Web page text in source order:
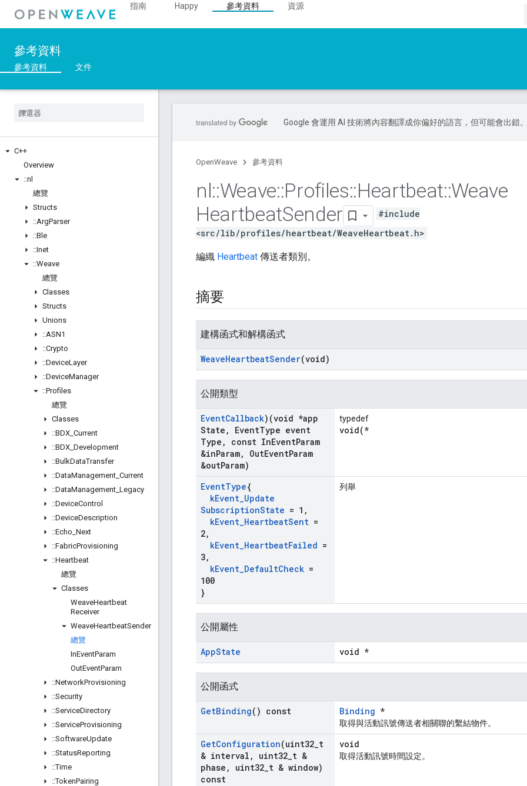
指南 Happy 參考資料 資源
參考資料
參考資料 文件
C++
Overview
::nl
總覽
Structs
::ArgParser
::Ble
::Inet
::Weave
總覽
Classes
Structs
Unions
::ASN1
::Crypto
::DeviceLayer
::DeviceManager
::Profiles
總覽
Classes
::BDX Current
::BDX Development
::BulkDataTransfer
::DataManagement Current
::DataManagement Legacy
::DeviceControl
::DeviceDescription
::Echo Next
::FabricProvisioning
::Heartbeat
總覽
Classes
WeaveHeartbeat
Receiver
WeaveHeartbeatSender
總覽
InEventParam
OutEventParam
::NetworkProvisioning
::Security
::ServiceDirectory
::ServiceProvisioning
::SoftwareUpdate
::StatusReporting
::Time
::TokenPairing
Google 會運用 AI 技術將內容翻譯成你偏好的語言，但可能會出錯
OpenWeave 參考資料
nl::Weave::Profiles::Heartbeat::Weave
HeartbeatSender
#include
<src/lib/profiles/heartbeat/WeaveHeartbeat.h>
編織 Heartbeat 傳送者類別。
摘要
建構函式和解構函式
WeaveHeartbeatSender(void)
公開類型
EventCallback)(void *app
State , EventType event
Type , const InEventParam
&inParam, OutEventParam
&outParam)
typedef
void(*
EventType{
kEvent_Update
SubscriptionState = 1 ,
kEvent_HeartbeatSent =
2,
kEvent_HeartbeatFailed =
3,
kEvent_DefaultCheck =
100
}
列舉
公開屬性
AppState void *
公開函式
GetBinding() const Binding *
取得與活動訊號傳送者相關聯的繫結物件。
GetConfiguration(uint32 t
& interval , uint32 t &
phase , uint32 t & window)
const
void
取得活動訊號時間設定。